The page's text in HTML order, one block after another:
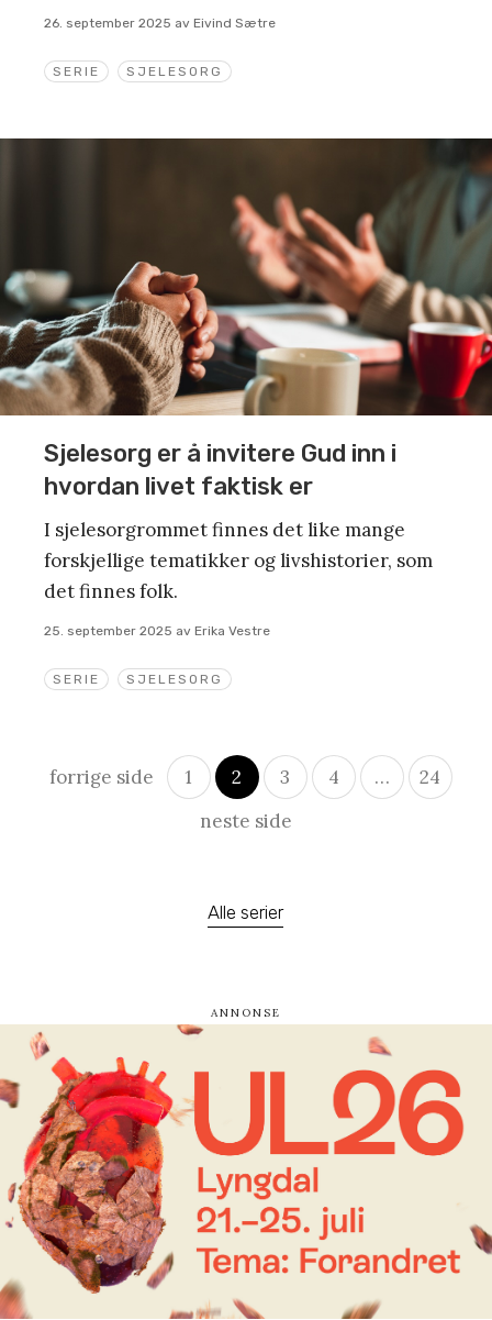
SERIE SJELESORG
26. september 2025 av Eivind Sætre
SERIE SJELESORG
Sjelesorg er å invitere Gud inn i
hvordan livet faktisk er
I sjelesorgrommet finnes det like mange
forskjellige tematikker og livshistorier, som
det finnes folk.
25. september 2025 av Erika Vestre
Innleggsnavigasjon
forrige side 1 2 3 4 …
24
neste side
Alle serier